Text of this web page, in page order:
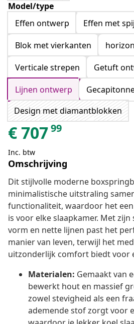
Model/type
Effen ontwerp
Effen met
Blok met vierkanten
Verticale strepen
Getuft
Lijnen ontwerp
Design met diamantblokken
€70799
Inc. btw
Omschrijving
Dit stijlvolle moderne
minimalistische uitstraling
functionaliteit, waardoor het
is voor elke slaapkamer. Met
vorm en nette lijnen past het
manier van leven, terwijl het
uitzonderlijk comfort biedt voor
Materialen: Gemaakt van
bewerkt hout en massief
zowel stevigheid als een
ademende stof zorgt voor